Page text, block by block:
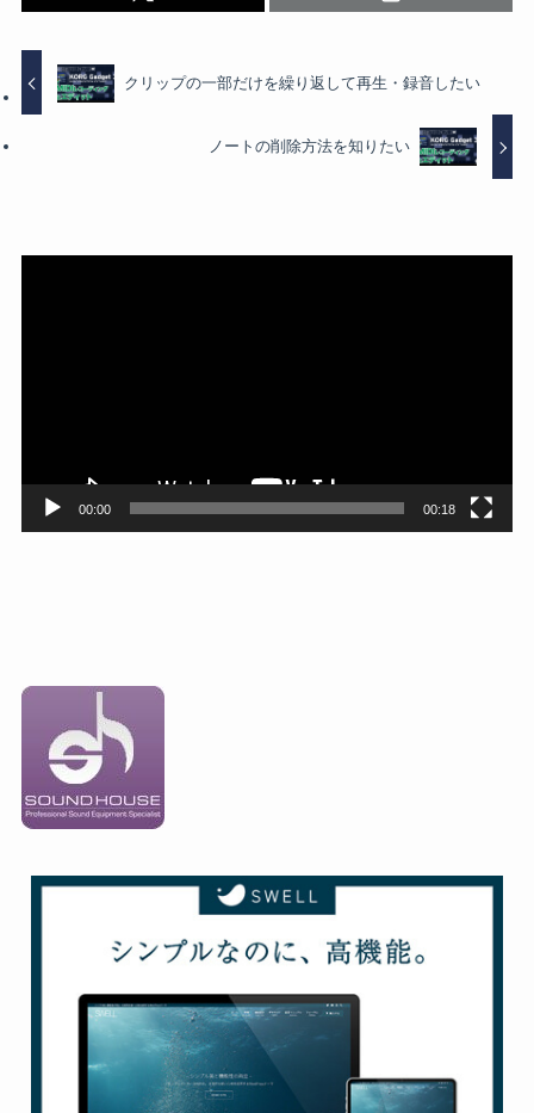
クリップの一部だけを繰り返して再生・録音したい
ノートの削除方法を知りたい
00:00 00:18